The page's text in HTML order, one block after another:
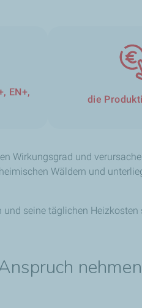
EN+,
die
Wirkungsgrad und
Wäldern und
seine täglichen Heizkosten